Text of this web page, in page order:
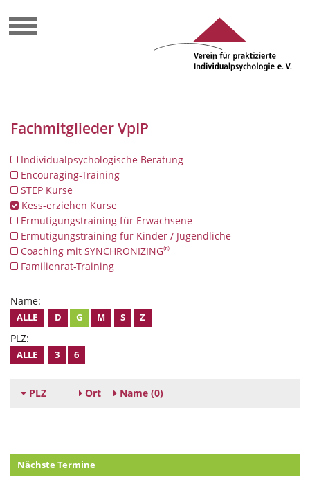
Fachmitglieder VpIP
Individualpsychologische Beratung
Encouraging-Training
STEP Kurse
Kess-erziehen Kurse
Ermutigungstraining für Erwachsene
Ermutigungstraining für Kinder / Jugendliche
Coaching mit SYNCHRONIZING®
Familienrat-Training
Name:
ALLE D G M S Z
PLZ:
ALLE 3 6
PLZ Ort Name (0)
Nächste Termine